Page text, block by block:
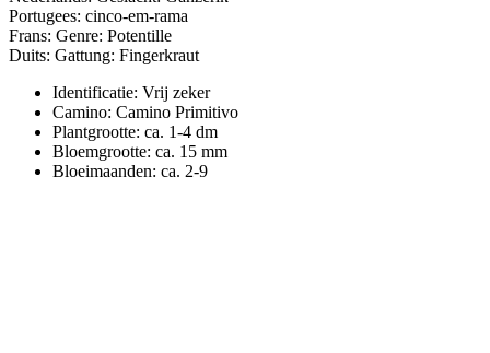
Portugees: cinco-em-rama
Frans: Genre: Potentille
Duits: Gattung: Fingerkraut
Identificatie: Vrij zeker
Camino: Camino Primitivo
Plantgrootte: ca. 1-4 dm
Bloemgrootte: ca. 15 mm
Bloeimaanden: ca. 2-9